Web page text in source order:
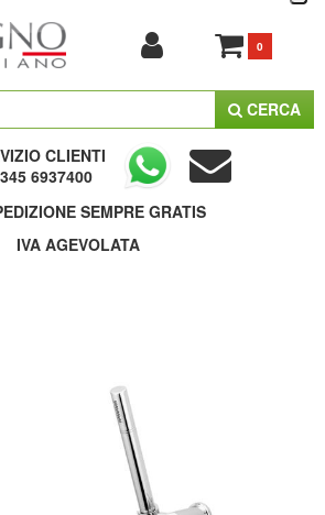
0
CERCA
CLIENTI
6937400
SEMPRE GRATIS
IVA AGEVOLATA